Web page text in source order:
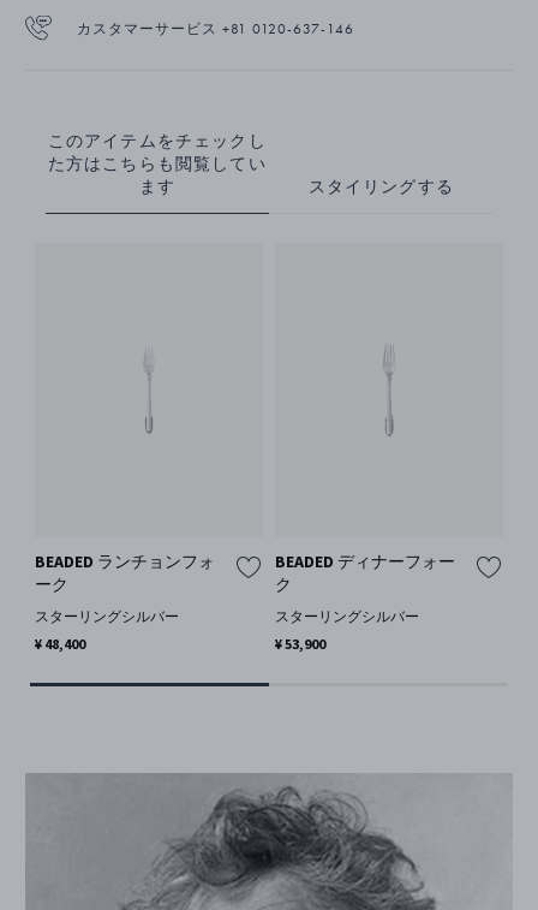
カスタマーサービス +81 0120-637-146
このアイテムをチェックし
た方はこちらも閲覧してい
ます
スタイリングする
BEADED ランチョンフォ
ーク
スターリングシルバー
¥ 48,400
BEADED ディナーフォー
ク
スターリングシルバー
¥ 53,900